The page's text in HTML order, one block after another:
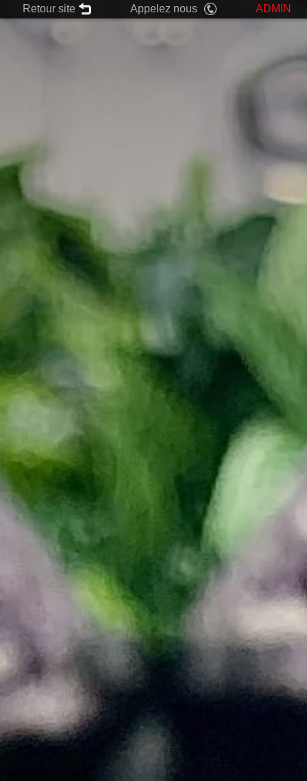
Retour site Appelez nous ADMIN